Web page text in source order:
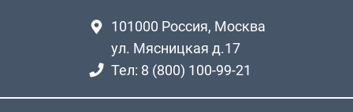
101000 Россия, Москва
ул. Мясницкая д.17
Тел: 8 (800) 100-99-21